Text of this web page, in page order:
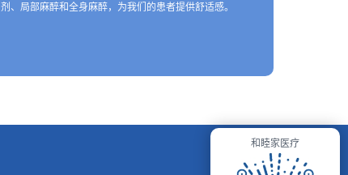
剂、局部麻醉和全身麻醉，为我们的患者提供舒适感。
和睦家医疗